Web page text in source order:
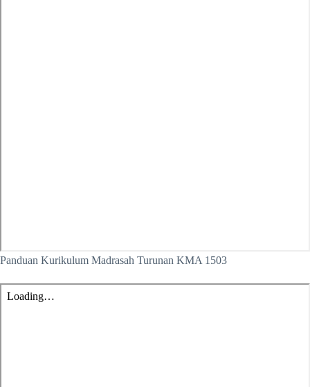
Panduan Kurikulum Madrasah Turunan KMA 1503